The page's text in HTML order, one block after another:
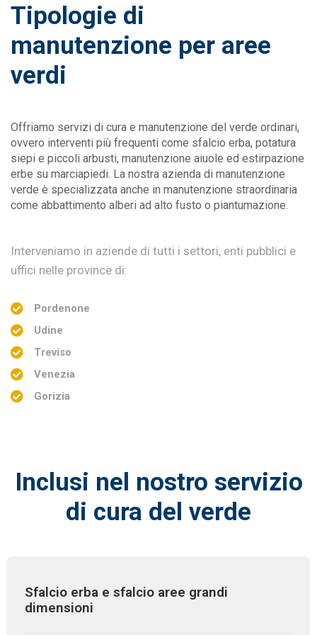
Tipologie di
manutenzione per aree
verdi
Offriamo servizi di cura e manutenzione del verde ordinari,
ovvero interventi più frequenti come sfalcio erba, potatura
siepi e piccoli arbusti, manutenzione aiuole ed estirpazione
erbe su marciapiedi. La nostra azienda di manutenzione
verde è specializzata anche in manutenzione straordinaria
come abbattimento alberi ad alto fusto o piantumazione.
Interveniamo in aziende di tutti i settori, enti pubblici e
uffici nelle province di:
Pordenone
Udine
Treviso
Venezia
Gorizia
Inclusi nel nostro servizio
di cura del verde
Sfalcio erba e sfalcio aree grandi
dimensioni